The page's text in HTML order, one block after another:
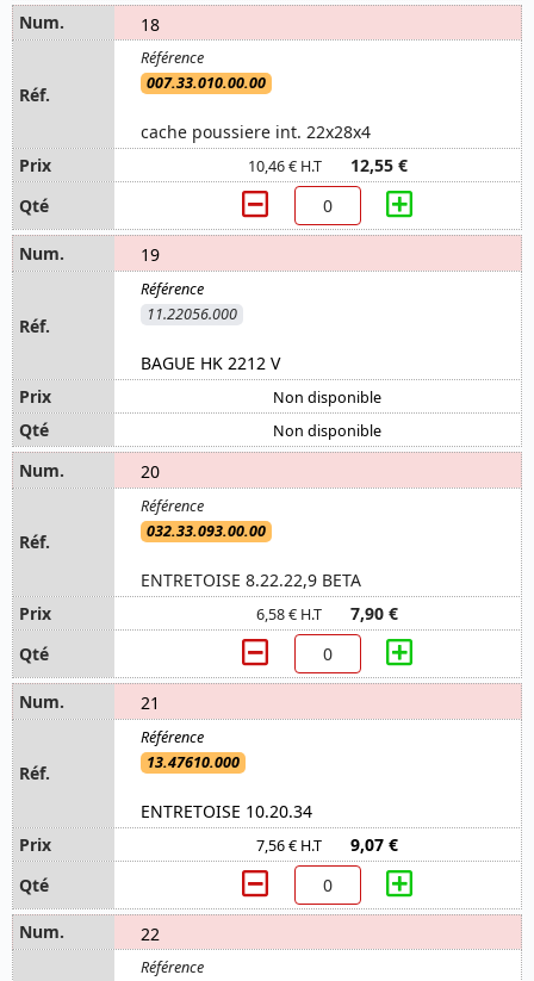
18
007.33.010.00.00
cache poussiere int. 22x28x4
10,46 € H.T 12,55 €
19
11.22056.000
BAGUE HK 2212 V
Non disponible
Non disponible
20
032.33.093.00.00
ENTRETOISE 8.22.22,9 BETA
6,58 € H.T 7,90 €
21
13.47610.000
ENTRETOISE 10.20.34
7,56 € H.T 9,07 €
22